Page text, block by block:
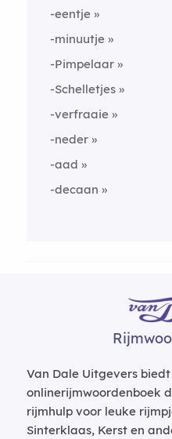
-eentje
-minuutje
-Pimpelaar
-Schelletjes
-verfraaie
-neder
-aad
-decaan
Van Dale Uitgevers
onlinerijmwoordenboek
rijmhulp voor leuke
Sinterklaas, Kerst en